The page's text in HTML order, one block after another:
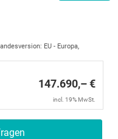
EU - Europa,
147.690,– €
incl. 19% MwSt.